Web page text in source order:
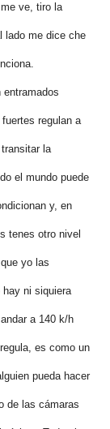
ve, tiro la
lado me dice che
regulan a
la
el mundo puede
y, en
tenes otro nivel
yo las
ni siquiera
a 140 k/h
es como un
pueda hacer
de las cámaras